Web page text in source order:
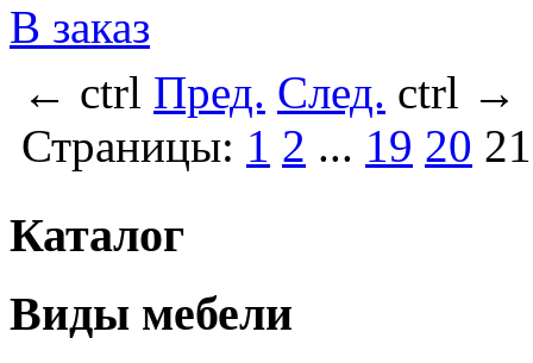
В заказ
← ctrl Пред. След. ctrl →
Страницы: 1 2 ... 19 20 21
Каталог
Виды мебели